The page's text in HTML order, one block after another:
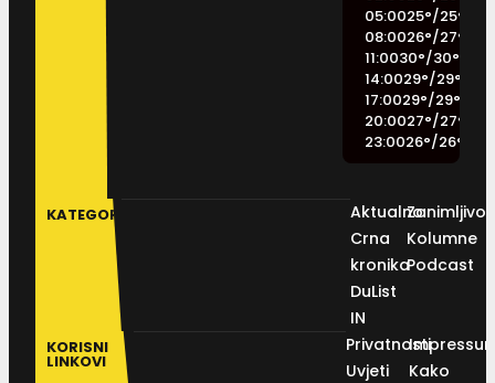
05:0025°/25°
08:0026°/27°
11:0030°/30°
14:0029°/29°
17:0029°/29°
20:0027°/27°
23:0026°/26°
KATEGORIJE
Aktualno
Crna
kronika
DuList
IN
Kolumne
Podcast
KORISNI
LINKOVI
Privatnosti
Uvjeti
Kako